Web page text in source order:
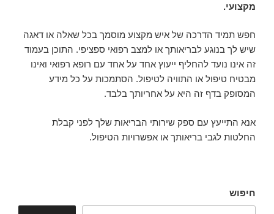
מקצועי.
חפש תמיד הדרכה של איש מקצוע מוסמך בכל שאלה או דאגה
שיש לך בנוגע לבריאותך או למצב רפואי ספציפי. התוכן בעמוד
זה אינו נועד להחליף ייעוץ אחד על אחד עם רופא רפואי ואינו
מבטיח טיפול או התוויה לטיפול. הסתמכות על כל מידע
המסופק בדף זה היא על אחריותך בלבד.
אנא התייעץ עם ספק שירותי הבריאות שלך לפני קבלת
החלטות לגבי בריאותך או אפשרויות הטיפול.
חיפוש